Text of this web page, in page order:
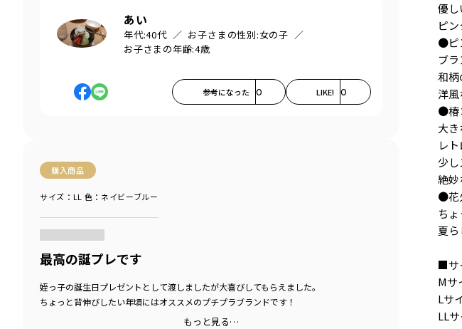
あい
年代:40代 お子さまの性別:女の子
お子さまの年齢:4歳
参考になった 0 LIKE! 0
購入商品
サイズ：LL 色：ネイビーブルー
最高の誕プレです
姪っ子の誕生日プレゼントとして渡しましたが大喜びしてもらえました。
ちょっと背伸びしたい年頃にはオススメのプチプラブランドです！
もっと見る…
優し
ピ
●ピ
ブ
和柄
洋風
●椿
大
レ
少し
絶妙
●花
ち
夏
■サ
Mサ
Lサ
LL